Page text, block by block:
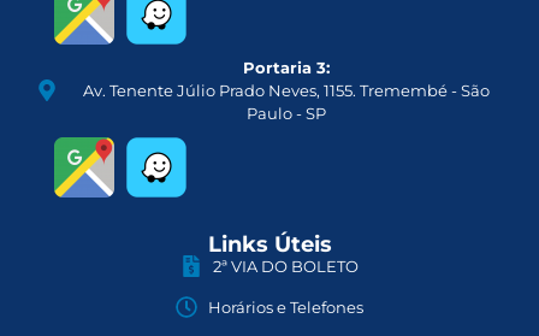
Portaria 3:
Av. Tenente Júlio Prado Neves, 1155. Tremembé - São
Paulo - SP
Links Úteis
2ª VIA DO BOLETO
Horários e Telefones